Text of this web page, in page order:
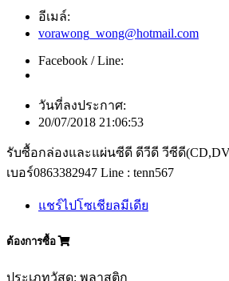
อีเมล์:
vorawong_wong@hotmail.com
Facebook / Line:
วันที่ลงประกาศ:
20/07/2018 21:06:53
รับซื้อกล่องและแผ่นซีดี ดีวีดี วีซีดี
เบอร์0863382947 Line : tenn567
แชร์ไปโซเชียลมีเดีย
ต้องการซื้อ
ประเภทวัสดุ: พลาสติก